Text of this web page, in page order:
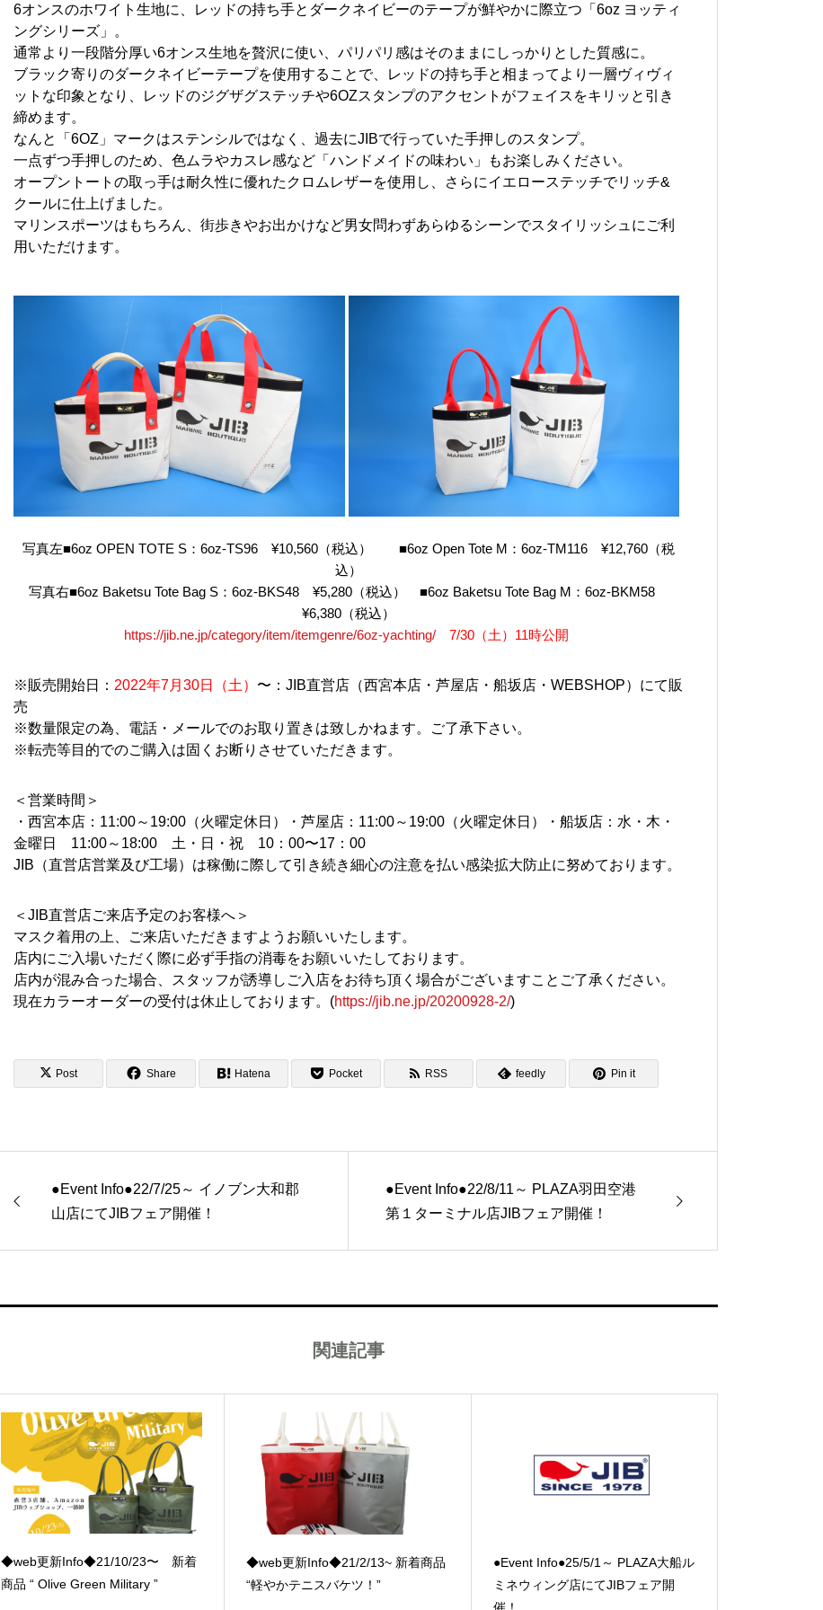
6オンスのホワイト生地に、レッドの持ち手とダークネイビーのテープが鮮やかに際立つ「6oz ヨッティ
ングシリーズ」。
通常より一段階分厚い6オンス生地を贅沢に使い、パリパリ感はそのままにしっかりとした質感に。
ブラック寄りのダークネイビーテープを使用することで、レッドの持ち手と相まってより一層ヴィヴィ
ットな印象となり、レッドのジグザグステッチや6OZスタンプのアクセントがフェイスをキリッと引き
締めます。
なんと「6OZ」マークはステンシルではなく、過去にJIBで行っていた手押しのスタンプ。
一点ずつ手押しのため、色ムラやカスレ感など「ハンドメイドの味わい」もお楽しみください。
オープントートの取っ手は耐久性に優れたクロムレザーを使用し、さらにイエローステッチでリッチ&
クールに仕上げました。
マリンスポーツはもちろん、街歩きやお出かけなど男女問わずあらゆるシーンでスタイリッシュにご利
用いただけます。
写真左■6oz OPEN TOTE S：6oz-TS96 ¥10,560（税込） ■6oz Open Tote M：6oz-TM116 ¥12,760（税
込）
写真右■6oz Baketsu Tote Bag S：6oz-BKS48 ¥5,280（税込） ■6oz Baketsu Tote Bag M：6oz-BKM58
¥6,380（税込）
https://jib.ne.jp/category/item/itemgenre/6oz-yachting/
7/30（土）11時公開
※販売開始日： 2022年7月30日（土） 〜：JIB直営店（西宮本店・芦屋店・船坂店・WEBSHOP）にて販
売
※数量限定の為、電話・メールでのお取り置きは致しかねます。ご了承下さい。
※転売等目的でのご購入は固くお断りさせていただきます。
＜営業時間＞
・西宮本店：11:00～19:00（火曜定休日）・芦屋店：11:00～19:00（火曜定休日）・船坂店：水・木・
金曜日 11:00～18:00 土・日・祝 10：00〜17：00
JIB（直営店営業及び工場）は稼働に際して引き続き細心の注意を払い感染拡大防止に努めております。
＜JIB直営店ご来店予定のお客様へ＞
マスク着用の上、ご来店いただきますようお願いいたします。
店内にご入場いただく際に必ず手指の消毒をお願いいたしております。
店内が混み合った場合、スタッフが誘導しご入店をお待ち頂く場合がございますことご了承ください。
現在カラーオーダーの受付は休止しております。(https://jib.ne.jp/20200928-2/)
Post Share Hatena Pocket RSS feedly Pin it
●Event Info●22/7/25～ イノブン大和郡
山店にてJIBフェア開催！
●Event Info●22/8/11～ PLAZA羽田空港
第１ターミナル店JIBフェア開催！
関連記事
◆web更新Info◆21/10/23〜 新着
商品 “ Olive Green Military ”
◆web更新Info◆21/2/13~ 新着商品
“軽やかテニスバケツ！”
●Event Info●25/5/1～ PLAZA大船ル
ミネウィング店にてJIBフェア開
催！